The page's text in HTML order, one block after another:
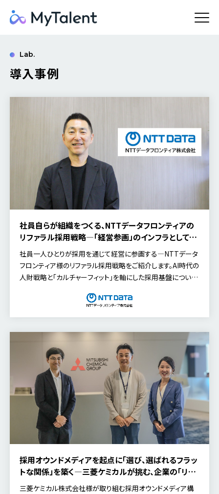
Lab.
導入事例
社員自らが組織をつくる、NTTデータフロンティアの
リファラル採用戦略―「経営参画」のインフラとして機
能する、カルチャーフィットを軸にした採用基盤
社員一人ひとりが採用を通じて経営に参画する—NTTデータ
フロンティア様のリファラル採用戦略をご紹介します。AI時代の
人財戦略と「カルチャーフィット」を軸にした採用基盤につい
採用オウンドメディアを起点に「選び、選ばれるフラッ
トな関係」を築く―三菱ケミカルが挑む、企業の「リア
ル」を届ける工夫
三菱ケミカル株式会社様が取り組む採用オウンドメディア構